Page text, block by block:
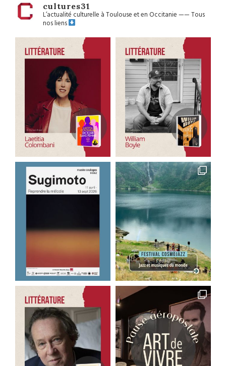
cultures31
L’actualité culturelle à Toulouse et en Occitanie——Tous
nos liens